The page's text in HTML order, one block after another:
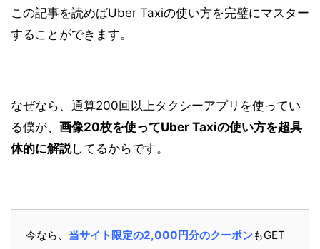
この記事を読めばUber Taxiの使い方を完璧にマスター
することができます。
なぜなら、通算200回以上タクシーアプリを使ってい
る僕が、 画像20枚を使ってUber Taxiの使い方を超具
体的に解説してるからです。
今なら、 当サイト限定の2,000円分のクーポンもGET